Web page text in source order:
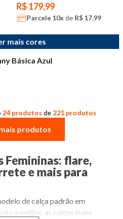
R$ 179,99
Parcele 10x de R$ 17,99
mais cores
Básica Azul
24 produtos de 221 produtos
produtos
Femininas: flare,
e mais para
de calça padrão em
e estilos, as calças jeans